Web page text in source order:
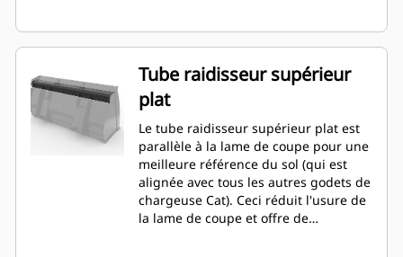
Tube raidisseur supérieur
plat
Le tube raidisseur supérieur plat est
parallèle à la lame de coupe pour une
meilleure référence du sol (qui est
alignée avec tous les autres godets de
chargeuse Cat). Ceci réduit l'usure de
la lame de coupe et offre de